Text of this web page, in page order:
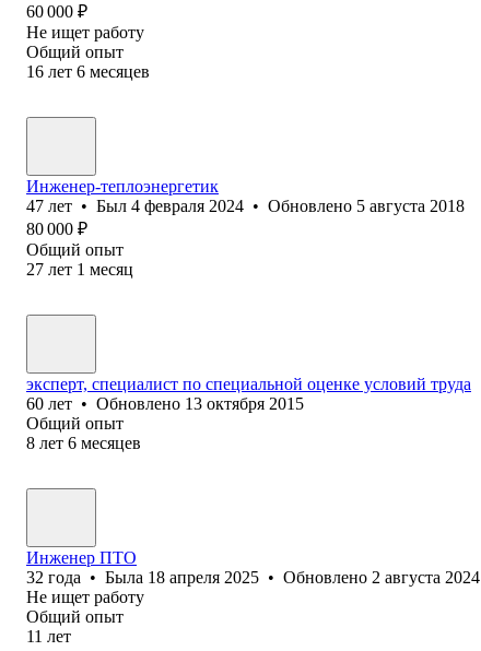
60 000 ₽
Не ищет работу
Общий опыт
16 лет 6 месяцев
Инженер-теплоэнергетик
47 лет • Был 4 февраля 2024 • Обновлено 5 августа 2018
80 000 ₽
Общий опыт
27 лет 1 месяц
эксперт, специалист по специальной оценке условий труда
60 лет • Обновлено 13 октября 2015
Общий опыт
8 лет 6 месяцев
Инженер ПТО
32 года • Была 18 апреля 2025 • Обновлено 2 августа 2024
Не ищет работу
Общий опыт
11 лет